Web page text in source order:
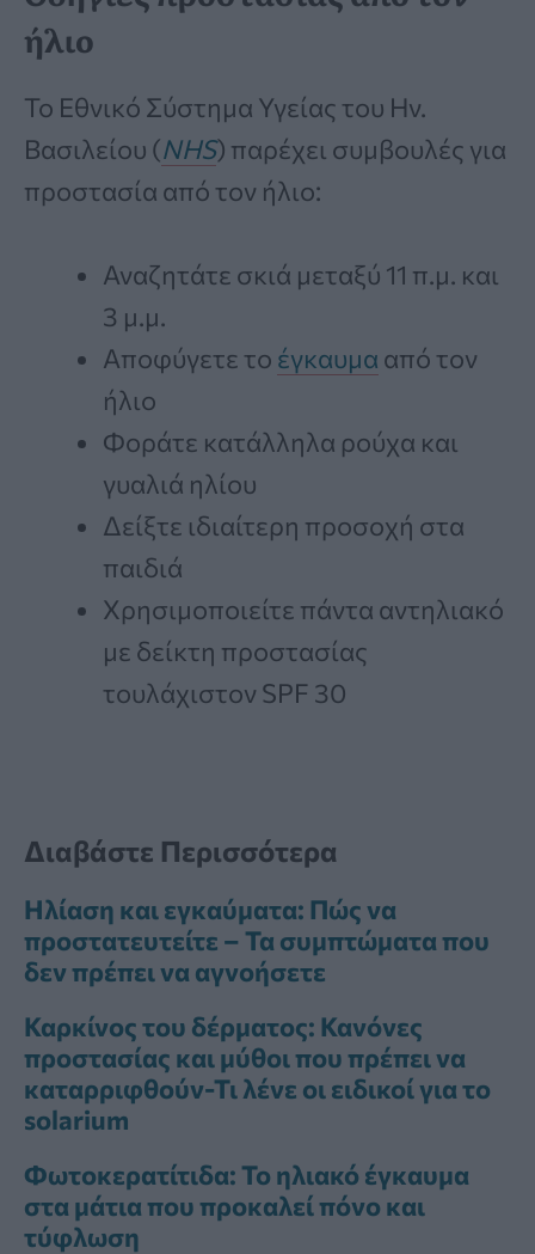
ήλιο
Το Εθνικό Σύστημα Υγείας του Ην.
Βασιλείου (NHS) παρέχει συμβουλές για
προστασία από τον ήλιο:
Αναζητάτε σκιά μεταξύ 11 π.μ. και
3 μ.μ.
Αποφύγετε το έγκαυμα από τον
ήλιο
Φοράτε κατάλληλα ρούχα και
γυαλιά ηλίου
Δείξτε ιδιαίτερη προσοχή στα
παιδιά
Χρησιμοποιείτε πάντα αντηλιακό
με δείκτη προστασίας
τουλάχιστον SPF 30
Διαβάστε Περισσότερα
Ηλίαση και εγκαύματα: Πώς να
προστατευτείτε – Τα συμπτώματα που
δεν πρέπει να αγνοήσετε
Καρκίνος του δέρματος: Κανόνες
προστασίας και μύθοι που πρέπει να
καταρριφθούν-Τι λένε οι ειδικοί για το
solarium
Φωτοκερατίτιδα: Το ηλιακό έγκαυμα
στα μάτια που προκαλεί πόνο και
τύφλωση